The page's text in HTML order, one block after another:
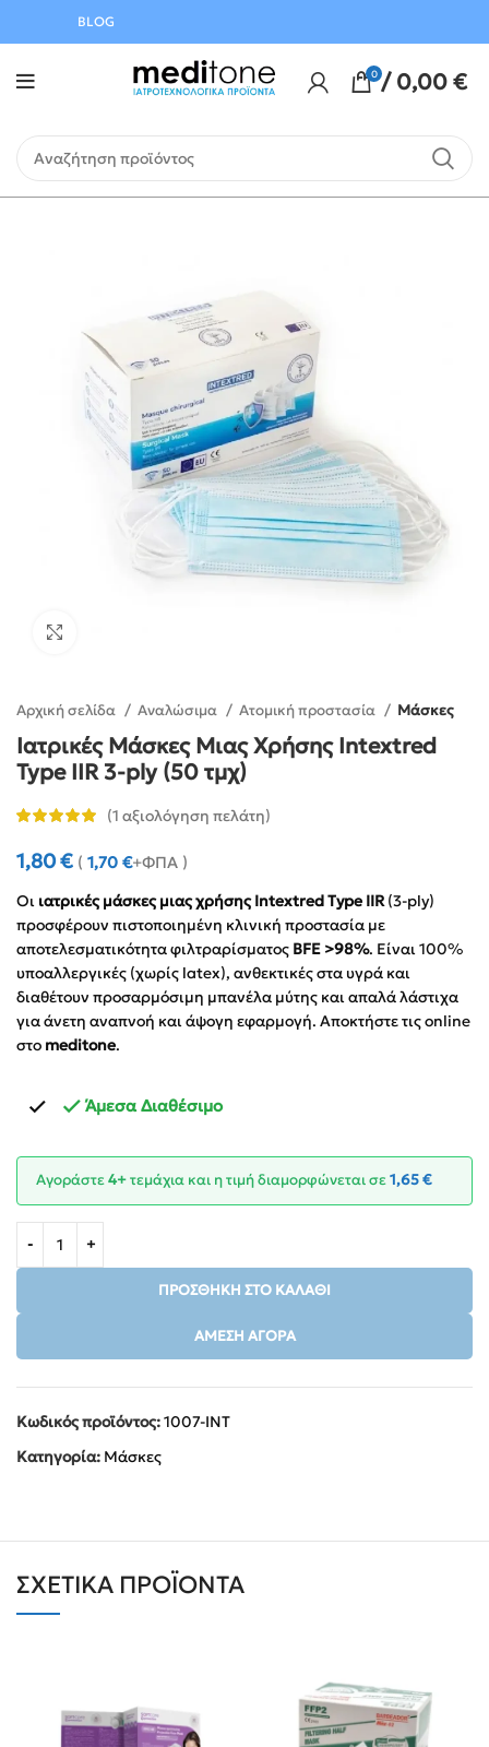
BLOG
0 / 0,00€
Αρχική σελίδα Αναλώσιμα Ατομική προστασία Μάσκες
Ιατρικές Μάσκες Μιας Χρήσης Intextred
Type IIR 3-ply (50 τμχ)
(1 αξιολόγηση πελάτη)
1,80€ ( 1,70 €+ΦΠΑ )
Οι ιατρικές μάσκες μιας χρήσης Intextred Type IIR (3-ply)
προσφέρουν πιστοποιημένη κλινική προστασία με
αποτελεσματικότητα φιλτραρίσματος BFE >98%. Είναι 100%
υποαλλεργικές (χωρίς latex), ανθεκτικές στα υγρά και
διαθέτουν προσαρμόσιμη μπανέλα μύτης και απαλά λάστιχα
για άνετη αναπνοή και άψογη εφαρμογή. Αποκτήστε τις online
στο meditone.
Άμεσα Διαθέσιμο
Αγοράστε4+τεμάχια και η τιμή διαμορφώνεται σε1,65€
ΠΡΟΣΘΉΚΗ ΣΤΟ ΚΑΛΆΘΙ
ΆΜΕΣΗ ΑΓΟΡΆ
Κωδικός προϊόντος:1007-INT
Κατηγορία: Μάσκες
ΣΧΕΤΙΚΆ ΠΡΟΪΌΝΤΑ